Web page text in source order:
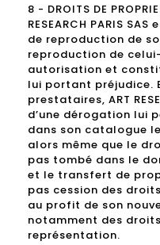
8 - DROITS DE
RESEARCH PARIS
de reproduction de
reproduction de
autorisation et
lui portant préjudice.
prestataires, ART
d’une dérogation lui
dans son catalogue
alors même que le
pas tombé dans le
et le transfert de
pas cession des
au profit de son
notamment des
représentation.